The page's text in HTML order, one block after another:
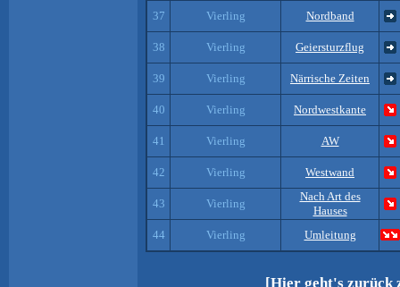
37 Vierling Nordband
38 Vierling Geiersturzflug
39 Vierling Närrische Zeiten
40 Vierling Nordwestkante
41 Vierling AW
42 Vierling Westwand
43 Vierling
Nach Art des
Hauses
44
Vierling Umleitung
[Hier geht's zurück